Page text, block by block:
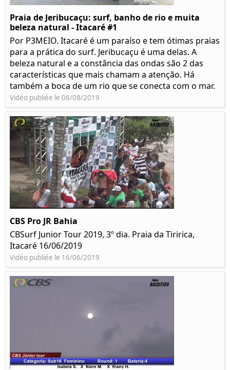
Praia de Jeribucaçu: surf, banho de rio e muita
beleza natural - Itacaré #1
Por P3MEIO. Itacaré é um paraíso e tem ótimas praias
para a prática do surf. Jeribucaçu é uma delas. A
beleza natural e a constância das ondas são 2 das
características que mais chamam a atenção. Há
também a boca de um rio que se conecta com o mar.
Vidéo publiée le 06/08/2019
CBS Pro JR Bahia
CBSurf Junior Tour 2019, 3º dia. Praia da Tiririca,
Itacaré 16/06/2019
Vidéo publiée le 16/06/2019